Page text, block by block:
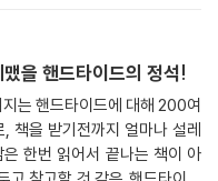
을 핸드타이드의 정석!
는 핸드타이드에 대해 200여
책을 받기전까지 얼마나 설레
한번 읽어서 끝나는 책이 아